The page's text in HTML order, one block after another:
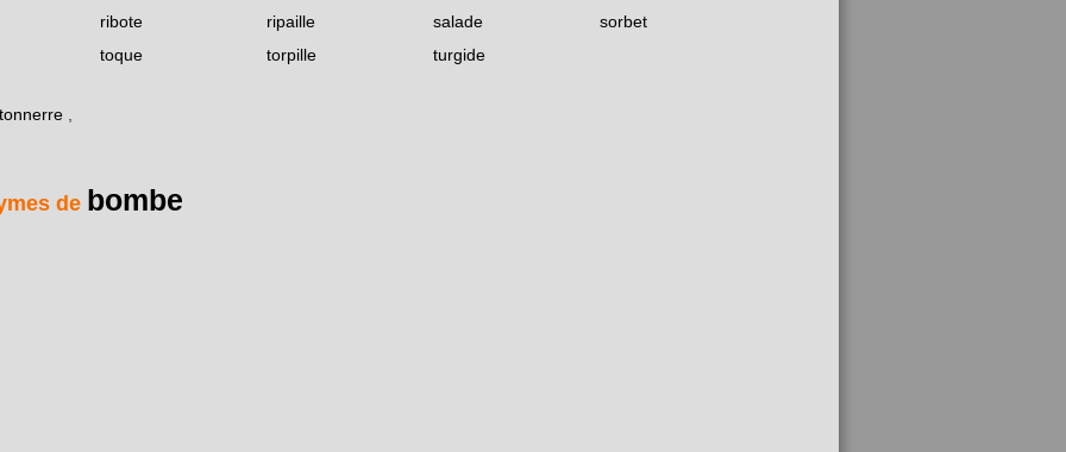
ribote ripaille salade
sorbet
toque torpille turgide
de bombe